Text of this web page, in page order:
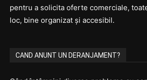
pentru a solicita oferte comerciale,
loc, bine organizat și accesibil.
CAND ANUNT UN DERANJAMENT?